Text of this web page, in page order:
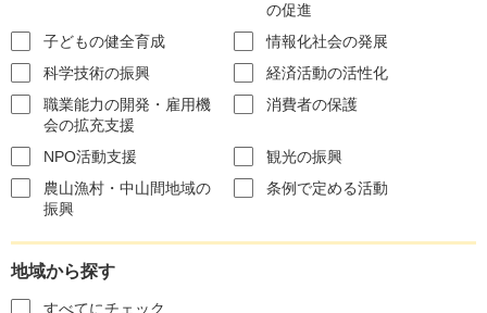
の促進
子どもの健全育成
情報化社会の発展
科学技術の振興
経済活動の活性化
職業能力の開発・雇用機
会の拡充支援
消費者の保護
NPO活動支援
観光の振興
農山漁村・中山間地域の
振興
条例で定める活動
地域から探す
すべてにチェック